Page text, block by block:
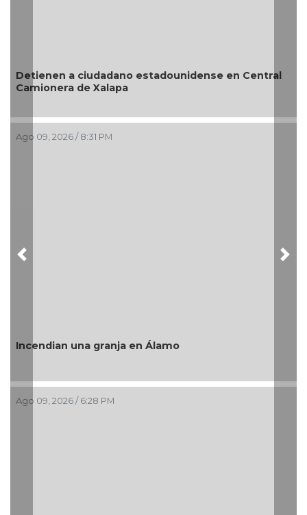
Detienen a ciudadano estadounidense en Central
Camionera de Xalapa
Ago 09, 2026 / 8:31 PM
Incendian una granja en Álamo
Ago 09, 2026 / 6:28 PM
Previous